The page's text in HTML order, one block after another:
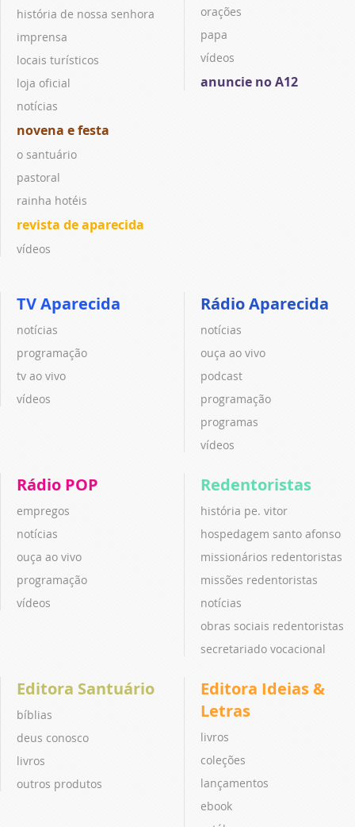
história de nossa senhora
imprensa
locais turísticos
loja oficial
notícias
novena e festa
o santuário
pastoral
rainha hotéis
revista de aparecida
vídeos
orações
papa
vídeos
anuncie no A12
TV Aparecida
notícias
programação
tv ao vivo
vídeos
Rádio Aparecida
notícias
ouça ao vivo
podcast
programação
programas
vídeos
Rádio POP
empregos
notícias
ouça ao vivo
programação
vídeos
Redentoristas
história pe. vitor
hospedagem santo afonso
missionários redentoristas
missões redentoristas
notícias
obras sociais redentoristas
secretariado vocacional
Editora Santuário
bíblias
deus conosco
livros
outros produtos
Editora Ideias &
Letras
livros
coleções
lançamentos
ebook